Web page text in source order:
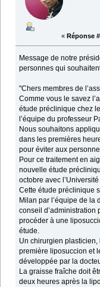
« Réponse
Message de notre
personnes qui
"Chers membres de
Comme vous le savez
étude préclinique chez
l’équipe du professeur
Nous souhaitons
dans les premières
pour éviter aux
Pour ce traitement en
nouvelle étude
octobre avec
Cette étude préclinique
Milan par l’équipe de
conseil d’administration
procéder à une
étude.
Un chirurgien
première liposuccion et
développée par la
La graisse fraîche doit
deux heures après la